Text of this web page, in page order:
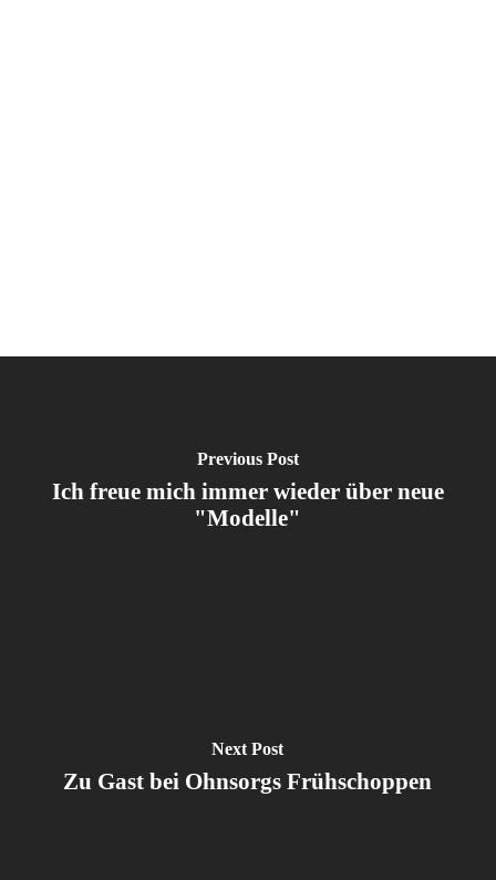
Previous Post
Ich freue mich immer wieder über neue
"Modelle"
Next Post
Zu Gast bei Ohnsorgs Frühschoppen